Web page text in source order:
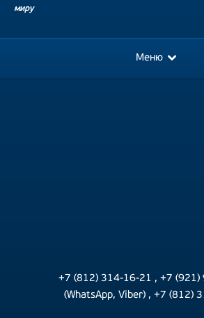
миру
Меню
+7 (812) 314-16-21 , +7 (921)
(WhatsApp, Viber) ,+7 (812)